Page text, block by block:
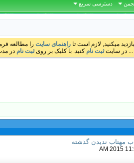
دسترسی سریع
میکنید, لازم است تا راهنمای سایت را مطالعه
... در سایتثبت نام کنید. با کلیک بر رویثبت نام در
مهتاب ندیدن گذشته